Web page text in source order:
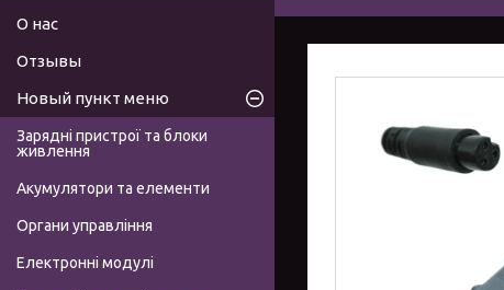
О нас
Отзывы
Новый пункт меню
Зарядні пристрої та блоки
живлення
Акумулятори та елементи
Органи управління
Електронні модулі